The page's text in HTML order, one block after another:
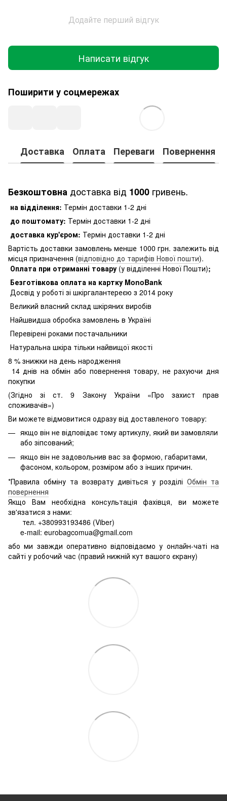
Додайте перший відгук
Написати відгук
Поширити у соцмережах
Доставка Оплата Переваги Повернення
Безкоштовна доставка від 1000 гривень.
на відділення: Термін доставки 1-2 дні
до поштомату: Термін доставки 1-2 дні
доставка кур'єром: Термін доставки 1-2 дні
Вартість доставки замовлень менше 1000 грн. залежить від
місця призначення (відповідно до тарифів Нової пошти).
Оплата при отриманні товару (у відділенні Нової Пошти);
Безготівкова оплата на картку MonoBank
Досвід у роботі зі шкіргалантереєю з 2014 року
Великий власний склад шкіряних виробів
Найшвидша обробка замовлень в Україні
Перевірені роками постачальники
Натуральна шкіра тільки найвищої якості
8 % знижки на день народження
14 днів на обмін або повернення товару, не рахуючи дня
покупки
(Згідно зі ст. 9 Закону України «Про захист прав
споживачів»)
Ви можете відмовитися одразу від доставленого товару:
якщо він не відповідає тому артикулу, який ви замовляли
або зіпсований;
якщо він не задовольнив вас за формою, габаритами,
фасоном, кольором, розміром або з інших причин.
*Правила обміну та возврату дивіться у розділі Обмін та
повернення
Якщо Вам необхідна консультація фахівця, ви можете
зв'язатися з нами:
тел. +380993193486 (Viber)
e-mail: eurobagcomua@gmail.com
або ми завжди оперативно відповідаємо у онлайн-чаті на
сайті у робочий час (правий нижній кут вашого єкрану)